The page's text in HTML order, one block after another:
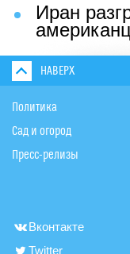
Иран
НАВЕРХ
Политика
Сад и огород
Пресс-релизы
Вконтакте
Twitter